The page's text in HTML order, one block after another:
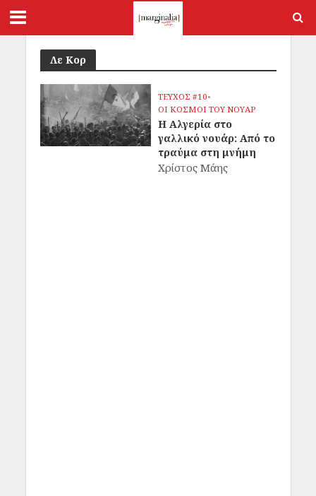
Λε Κορ
ΤΕΥΧΟΣ #10•
OΙ ΚΟΣΜΟΙ ΤΟΥ ΝΟΥΑΡ
Η Αλγερία στο
γαλλικό νουάρ: Από το
τραύμα στη μνήμη
Χρίστος Μάης